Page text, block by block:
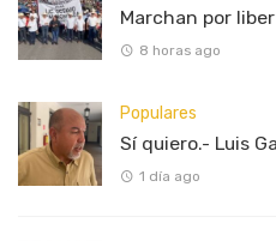
Marchan por
8 horas ago
Populares
Sí quiero.- Luis
1 día ago